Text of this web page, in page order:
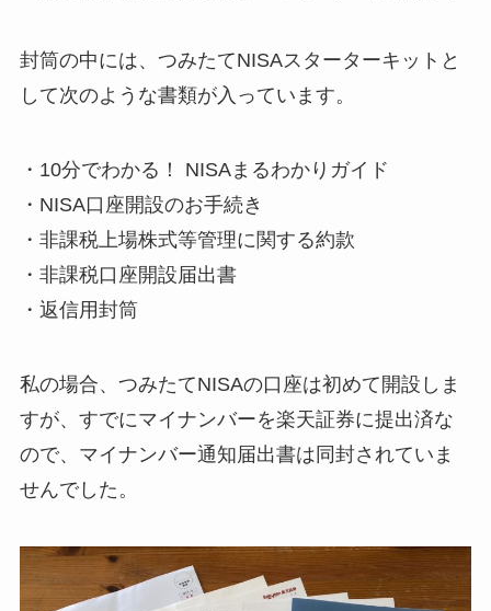
封筒の中には、つみたてNISAスターターキットと
して次のような書類が入っています。
・10分でわかる！ NISAまるわかりガイド
・NISA口座開設のお手続き
・非課税上場株式等管理に関する約款
・非課税口座開設届出書
・返信用封筒
私の場合、つみたてNISAの口座は初めて開設しま
すが、すでにマイナンバーを楽天証券に提出済な
ので、マイナンバー通知届出書は同封されていま
せんでした。